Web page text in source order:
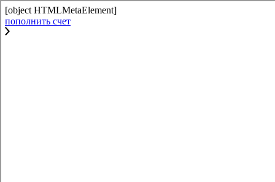
[object HTMLMetaElement]
пополнить счет